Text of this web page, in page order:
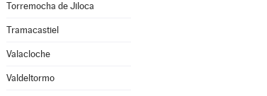
Torremocha de Jiloca
Tramacastiel
Valacloche
Valdeltormo